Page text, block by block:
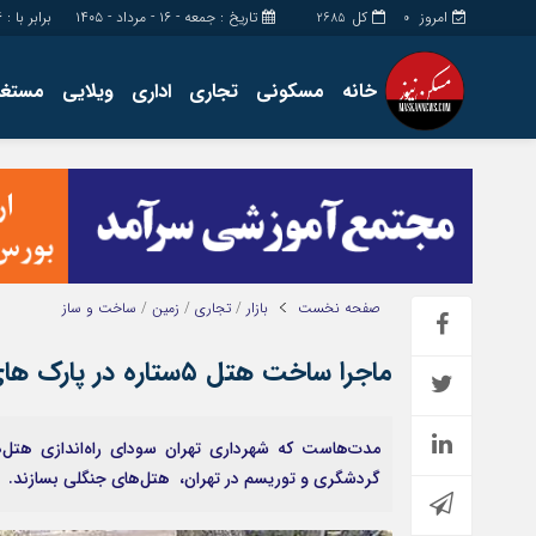
کل 2685 امروز 0 تاریخ : جمعه - ۱۶ - مرداد - ۱۴۰۵ برابر با : Friday - 7 - August - 2026
خانه مسکونی تجاری اداری ویلایی
اداری
تجاری
ساخت و ساز
چند رسانه
گالری فیلم
گالری عکس
حساب مشتری
صفحه نخست بازار / تجاری / زمین / ساخت و ساز
ماجرا ساخت هتل ۵ستاره در پارک های تهران چیست؟
مدت‌هاست که شهرداری تهران سودای راه‌‌‌اندازی
گردشگری و توریسم در تهران، ‌‌‌ هتل‌های جنگلی بسازند.